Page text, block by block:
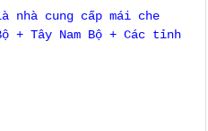
nhà cung cấp mái che
+ Tây Nam Bộ + Các tỉnh